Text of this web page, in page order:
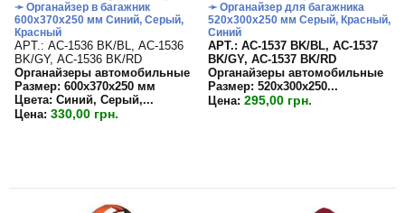
➛ Органайзер в багажник
600х370х250 мм Синий, Серый,
Красный
APT.: АС-1536 BK/BL, АС-1536
BK/GY, АС-1536 BK/RD
Органайзеры автомобильные
Размер: 600х370х250 мм
Цвета: Синий, Серый,...
Цена: 330,00 грн.
➛ Органайзер для багажника
520х300х250 мм Серый, Красный,
Синий
APT.: АС-1537 BK/BL, АС-1537
BK/GY, АС-1537 BK/RD
Органайзеры автомобильные
Размер: 520х300х250...
Цена: 295,00 грн.